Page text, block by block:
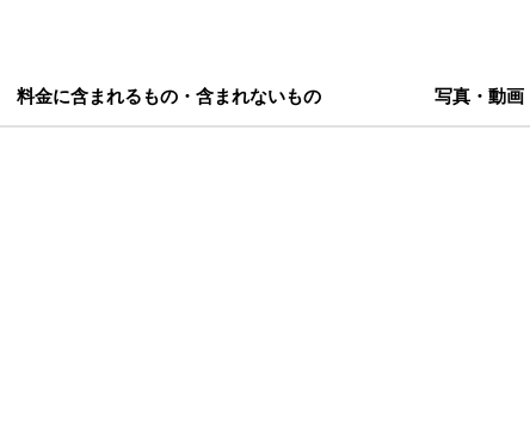
料金に含まれるもの・含まれないもの 写真・動画